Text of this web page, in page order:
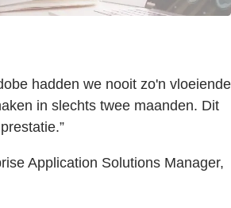
hadden we nooit zo'n vloeiende
in slechts twee maanden. Dit
Application Solutions Manager,